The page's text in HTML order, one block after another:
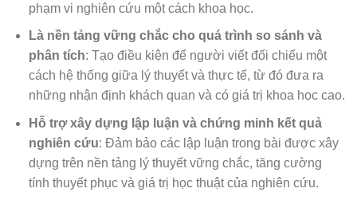
phạm vi nghiên cứu một cách khoa học.
Là nền tảng vững chắc cho quá trình so sánh và
phân tích: Tạo điều kiện để người viết đối chiếu một
cách hệ thống giữa lý thuyết và thực tế, từ đó đưa ra
những nhận định khách quan và có giá trị khoa học cao.
Hỗ trợ xây dựng lập luận và chứng minh kết quả
nghiên cứu: Đảm bảo các lập luận trong bài được xây
dựng trên nền tảng lý thuyết vững chắc, tăng cường
tính thuyết phục và giá trị học thuật của nghiên cứu.